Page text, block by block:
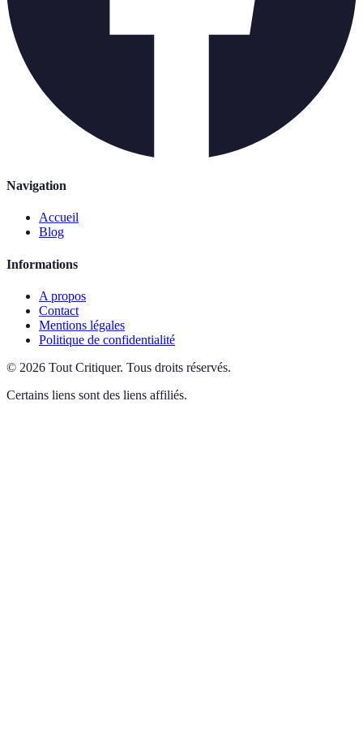
Navigation
Accueil
Blog
Informations
A propos
Contact
Mentions légales
Politique de confidentialité
© 2026 Tout Critiquer. Tous droits réservés.
Certains liens sont des liens affiliés.